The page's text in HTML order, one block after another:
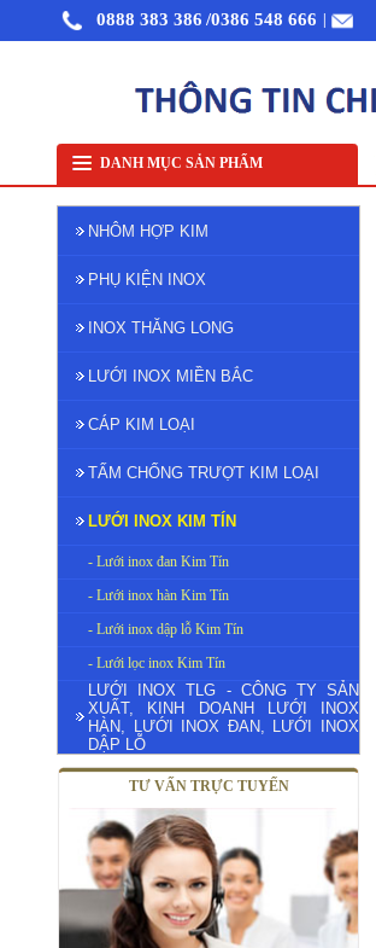
0888 383 386 /0386 548 666
DANH MỤC SẢN PHẨM
Nhôm cuộn cắt lẻ
NHÔM HỢP KIM
PHỤ KIỆN INOX
INOX THĂNG LONG
LƯỚI INOX MIỀN BẮC
CÁP KIM LOẠI
TẤM CHỐNG TRƯỢT KIM LOẠI
LƯỚI INOX KIM TÍN
- Lưới inox đan Kim Tín
- Lưới inox hàn Kim Tín
- Lưới inox dập lỗ Kim Tín
- Lưới lọc inox Kim Tín
LƯỚI INOX TLG - CÔNG TY SẢN
XUẤT, KINH DOANH LƯỚI INOX
HÀN, LƯỚI INOX ĐAN, LƯỚI INOX
DẬP LỖ
TƯ VẤN TRỰC TUYẾN